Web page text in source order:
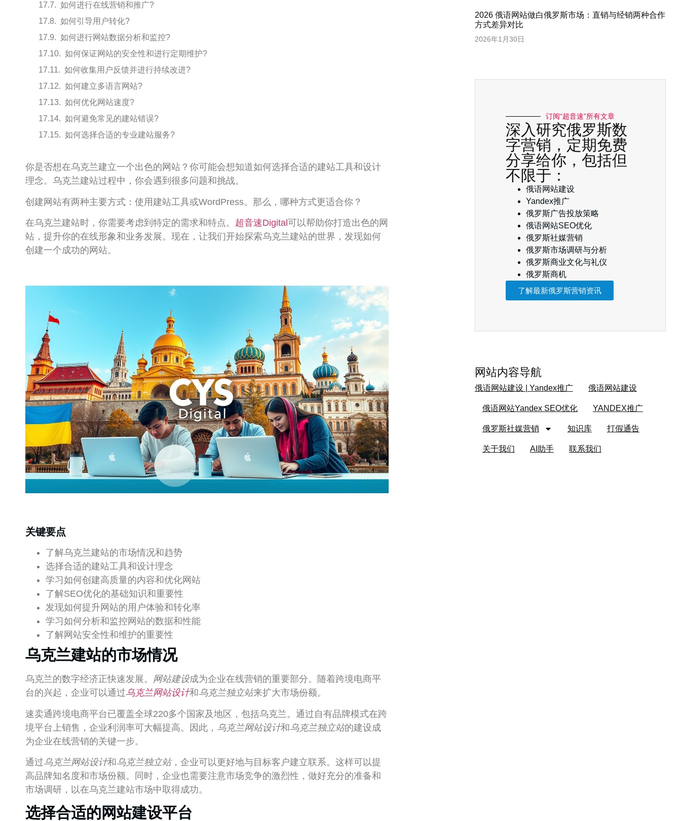
如何进行在线营销和推广?
如何引导用户转化?
如何进行网站数据分析和监控?
如何保证网站的安全性和进行定期维护?
如何收集用户反馈并进行持续改进?
如何建立多语言网站?
如何优化网站速度?
如何避免常见的建站错误?
如何选择合适的专业建站服务?
你是否想在乌克兰建立一个出色的网站？你可能会想知道如何选择合适的建站工具和设计
理念。乌克兰建站过程中，你会遇到很多问题和挑战。
创建网站有两种主要方式：使用建站工具或WordPress。那么，哪种方式更适合你？
在乌克兰建站时，你需要考虑到特定的需求和特点。 超音速Digital 可以帮助你打造出色的网
站，提升你的在线形象和业务发展。现在，让我们开始探索乌克兰建站的世界，发现如何
创建一个成功的网站。
关键要点
了解乌克兰建站的市场情况和趋势
选择合适的建站工具和设计理念
学习如何创建高质量的内容和优化网站
了解SEO优化的基础知识和重要性
发现如何提升网站的用户体验和转化率
学习如何分析和监控网站的数据和性能
了解网站安全性和维护的重要性
乌克兰建站的市场情况
乌克兰的数字经济正快速发展。 网站建设成为企业在线营销的重要部分。随着跨境电商平
台的兴起，企业可以通过乌克兰网站设计和 乌克兰独立站来扩大市场份额。
速卖通跨境电商平台已覆盖全球220多个国家及地区，包括乌克兰。通过自有品牌模式在跨
境平台上销售，企业利润率可大幅提高。因此， 乌克兰网站设计和乌克兰独立站的建设成
为企业在线营销的关键一步。
通过乌克兰网站设计和 乌克兰独立站，企业可以更好地与目标客户建立联系。这样可以提
高品牌知名度和市场份额。同时，企业也需要注意市场竞争的激烈性，做好充分的准备和
市场调研，以在乌克兰建站市场中取得成功。
选择合适的网站建设平台
2026 俄语网站做白俄罗斯市场：直销与经销两种合作
方式差异对比
2026年1月30日
订阅“超音速”所有文章
深入研究俄罗斯数
字营销，定期免费
分享给你，包括但
不限于：
俄语网站建设
Yandex推广
俄罗斯广告投放策略
俄语网站SEO优化
俄罗斯社媒营销
俄罗斯市场调研与分析
俄罗斯商业文化与礼仪
俄罗斯商机
了解最新俄罗斯营销资讯
网站内容导航
俄语网站建设 | Yandex推广 俄语网站建设
俄语网站Yandex SEO优化 YANDEX推广
俄罗斯社媒营销 知识库 打假通告
关于我们 AI助手 联系我们